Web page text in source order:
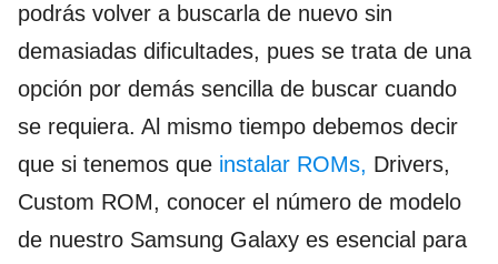
podrás volver a buscarla de nuevo sin
demasiadas dificultades, pues se trata de una
opción por demás sencilla de buscar cuando
se requiera. Al mismo tiempo debemos decir
que si tenemos que instalar ROMs, Drivers,
Custom ROM, conocer el número de modelo
de nuestro Samsung Galaxy es esencial para